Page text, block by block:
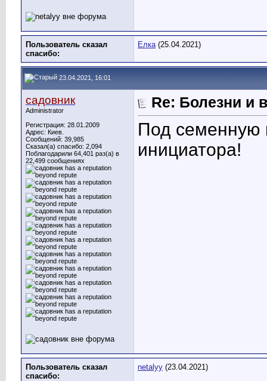
Пользователь сказал
cпасибо:
Елка(25.04.2021)
23.04.2021, 16:01
садовник
Administrator
Регистрация: 28.01.2009
Адрес: Киев.
Сообщений: 39,985
Сказал(а) спасибо: 2,094
Поблагодарили 64,401 раз(а) в
22,499 сообщениях
Re: Болезни и
Под семенную
инициатора!
Пользователь сказал
cпасибо:
netalyy (23.04.2021)